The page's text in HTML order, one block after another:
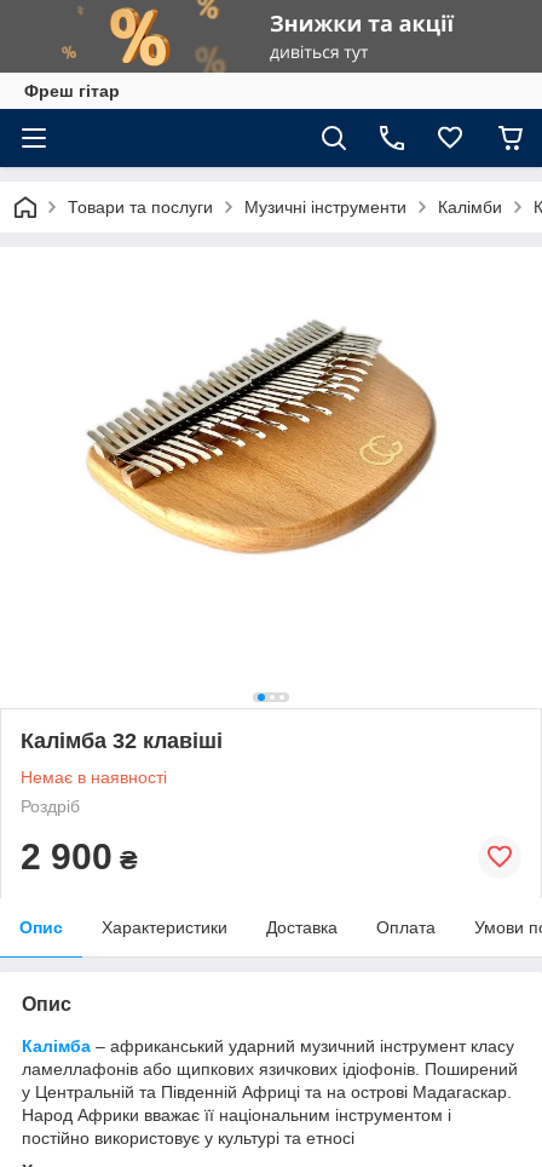
Фреш гітар
Товари та послуги Музичні інструменти Калімби
Калімба 32 клавіші
Немає в наявності
Роздріб
2 900 ₴
Опис Характеристики Доставка Оплата Умови
Опис
Калімба – африканський ударний музичний інструмент класу
ламеллафонів або щипкових язичкових ідіофонів. Поширений
у Центральній та Південній Африці та на острові Мадагаскар.
Народ Африки вважає її національним інструментом і
постійно використовує у культурі та етносі